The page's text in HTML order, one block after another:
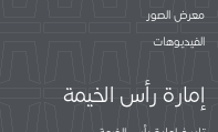
معرض الصور
الفيديوهات
إمارة رأس الخيمة